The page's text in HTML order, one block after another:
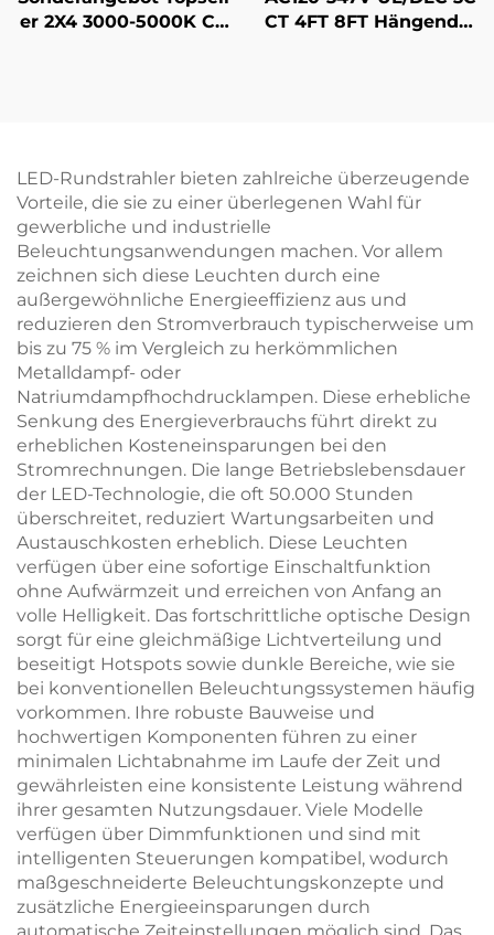
er 2X4 3000-5000K CC
CT 4FT 8FT Hängender
LED-Rundstrahler bieten zahlreiche überzeugende
Vorteile, die sie zu einer überlegenen Wahl für
gewerbliche und industrielle
Beleuchtungsanwendungen machen. Vor allem
zeichnen sich diese Leuchten durch eine
außergewöhnliche Energieeffizienz aus und
reduzieren den Stromverbrauch typischerweise um
bis zu 75 % im Vergleich zu herkömmlichen
Metalldampf- oder
Natriumdampfhochdrucklampen. Diese erhebliche
Senkung des Energieverbrauchs führt direkt zu
erheblichen Kosteneinsparungen bei den
Stromrechnungen. Die lange Betriebslebensdauer
der LED-Technologie, die oft 50.000 Stunden
überschreitet, reduziert Wartungsarbeiten und
Austauschkosten erheblich. Diese Leuchten
verfügen über eine sofortige Einschaltfunktion
ohne Aufwärmzeit und erreichen von Anfang an
volle Helligkeit. Das fortschrittliche optische Design
sorgt für eine gleichmäßige Lichtverteilung und
beseitigt Hotspots sowie dunkle Bereiche, wie sie
bei konventionellen Beleuchtungssystemen häufig
vorkommen. Ihre robuste Bauweise und
hochwertigen Komponenten führen zu einer
minimalen Lichtabnahme im Laufe der Zeit und
gewährleisten eine konsistente Leistung während
ihrer gesamten Nutzungsdauer. Viele Modelle
verfügen über Dimmfunktionen und sind mit
intelligenten Steuerungen kompatibel, wodurch
maßgeschneiderte Beleuchtungskonzepte und
zusätzliche Energieeinsparungen durch